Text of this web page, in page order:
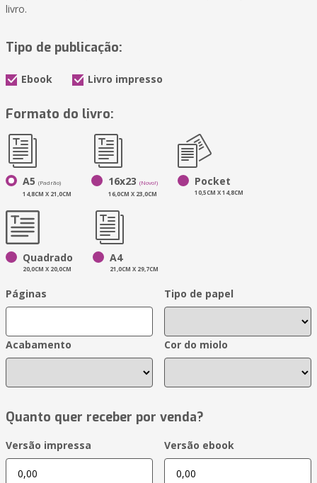
livro.
Tipo de publicação:
Ebook Livro impresso
Formato do livro:
A5 (Padrão)
14,8CM X 21,0CM
16x23 (Novo!)
16,0CM X 23,0CM
Pocket
10,5CM X 14,8CM
Quadrado
20,0CM X 20,0CM
A4
21,0CM X 29,7CM
Páginas Tipo de papel
Acabamento Cor do miolo
Quanto quer receber por venda?
Versão impressa Versão ebook